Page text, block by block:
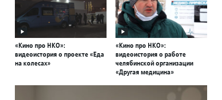
«Кино про НКО»:
видеоистория о проекте «Еда
на колесах»
«Кино про НКО»:
видеоистория о работе
челябинской организации
«Другая медицина»